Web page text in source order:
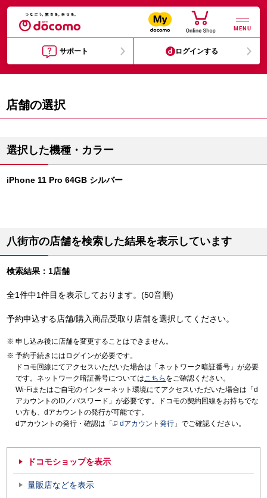
MENU
サポート ログインする
店舗の選択
選択した機種・カラー
iPhone 11 Pro 64GB シルバー
八街市の店舗を検索した結果を表示しています
検索結果：1店舗
全1件中1件目を表示しております。(50音順)
予約申込する店舗/購入商品受取り店舗を選択してください。
申し込み後に店舗を変更することはできません。
予約手続きにはログインが必要です。
ドコモ回線にてアクセスいただいた場合は「ネットワーク暗証番号」が必要
です。ネットワーク暗証番号についてはこちら をご確認ください。
Wi-Fiまたはご自宅のインターネット環境にてアクセスいただいた場合は「d
アカウントのID／パスワード」が必要です。ドコモの契約回線をお持ちでな
い方も、dアカウントの発行が可能です。
dアカウントの発行・確認は「
dアカウント発行 」でご確認ください。
ドコモショップを表示
量販店などを表示